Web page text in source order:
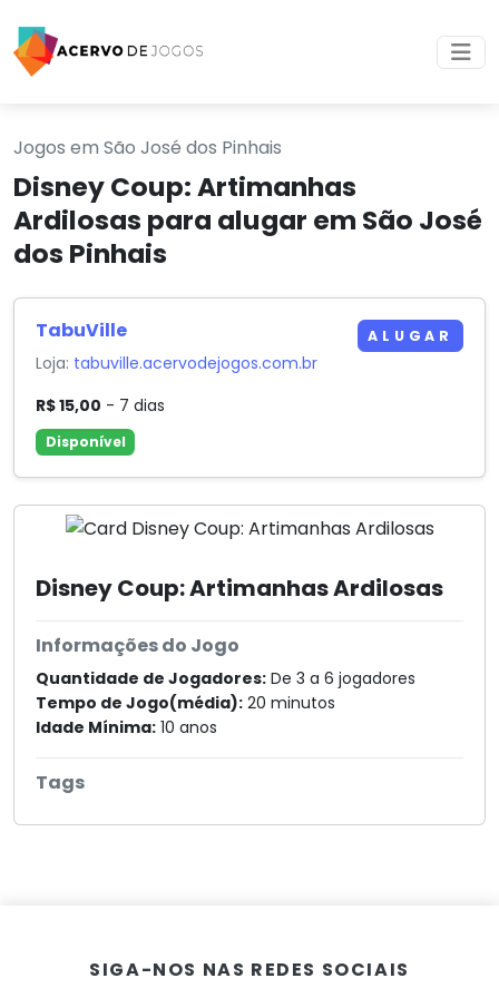
Jogos em São José dos Pinhais
Disney Coup: Artimanhas
Ardilosas para alugar em São José
dos Pinhais
Disney Coup: Artimanhas Ardilosas
Informações do Jogo
Quantidade de Jogadores: De 3 a 6 jogadores
Tempo de Jogo(média): 20 minutos
Idade Mínima: 10 anos
Tags
TabuVille
Loja: tabuville.acervodejogos.com.br
R$ 15,00 - 7 dias
Disponível
ALUGAR
SIGA-NOS NAS REDES SOCIAIS